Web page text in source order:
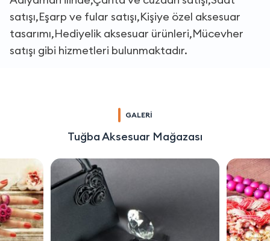
satışı,Eşarp ve fular satışı,Kişiye özel aksesuar
tasarımı,Hediyelik aksesuar ürünleri,Mücevher
satışı gibi hizmetleri bulunmaktadır.
GALERİ
Tuğba Aksesuar Mağazası